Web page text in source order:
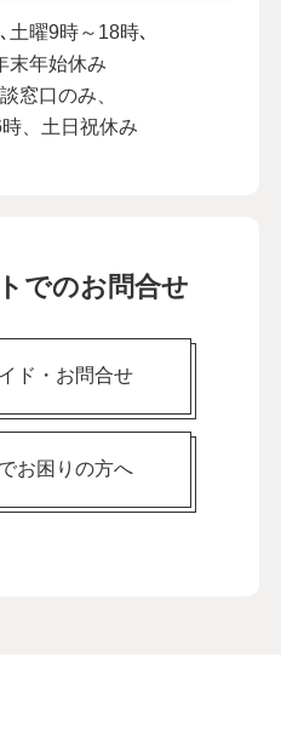
土曜9時～18時､
末年始休み
窓口のみ、
、土日祝休み
でのお問合せ
ド・お問合せ
お困りの方へ